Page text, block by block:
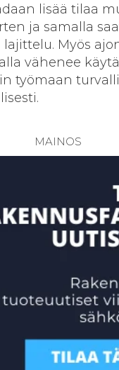
lisää tilaa
ja samalla
Myös
vähenee
työmaan